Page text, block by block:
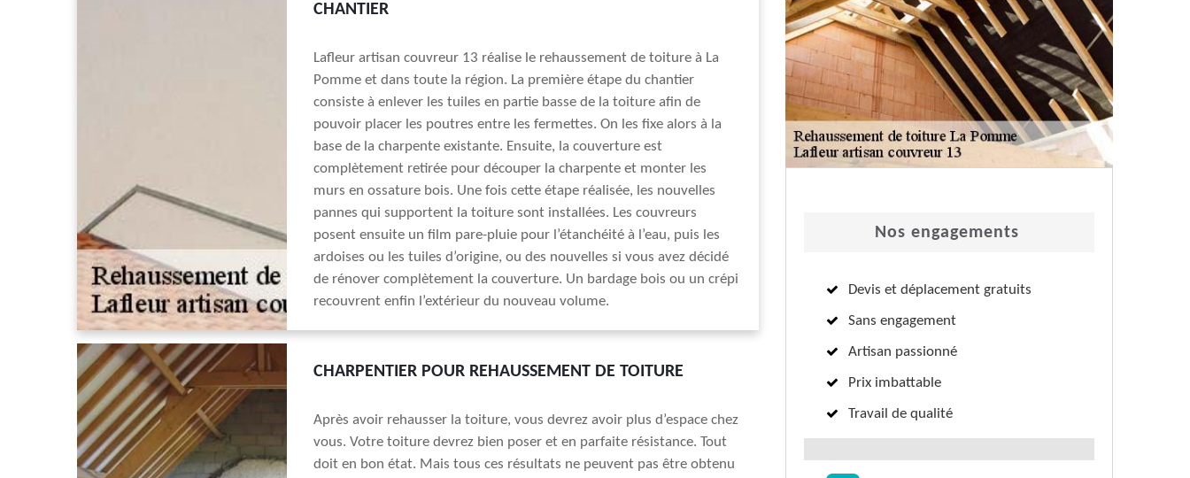
CHANTIER
Lafleur artisan couvreur 13 réalise le rehaussement de toiture à La
Pomme et dans toute la région. La première étape du chantier
consiste à enlever les tuiles en partie basse de la toiture afin de
pouvoir placer les poutres entre les fermettes. On les fixe alors à la
base de la charpente existante. Ensuite, la couverture est
complètement retirée pour découper la charpente et monter les
murs en ossature bois. Une fois cette étape réalisée, les nouvelles
pannes qui supportent la toiture sont installées. Les couvreurs
posent ensuite un film pare-pluie pour l’étanchéité à l’eau, puis les
ardoises ou les tuiles d’origine, ou des nouvelles si vous avez décidé
de rénover complètement la couverture. Un bardage bois ou un crépi
recouvrent enfin l’extérieur du nouveau volume.
CHARPENTIER POUR REHAUSSEMENT DE TOITURE
Après avoir rehausser la toiture, vous devrez avoir plus d’espace chez
vous. Votre toiture devrez bien poser et en parfaite résistance. Tout
doit en bon état. Mais tous ces résultats ne peuvent pas être obtenu
Nos engagements
Devis et déplacement gratuits
Sans engagement
Artisan passionné
Prix imbattable
Travail de qualité